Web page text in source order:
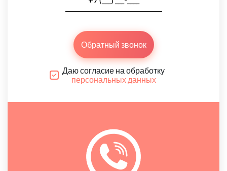
Обратный звонок
Даю согласие на обработку
персональных данных